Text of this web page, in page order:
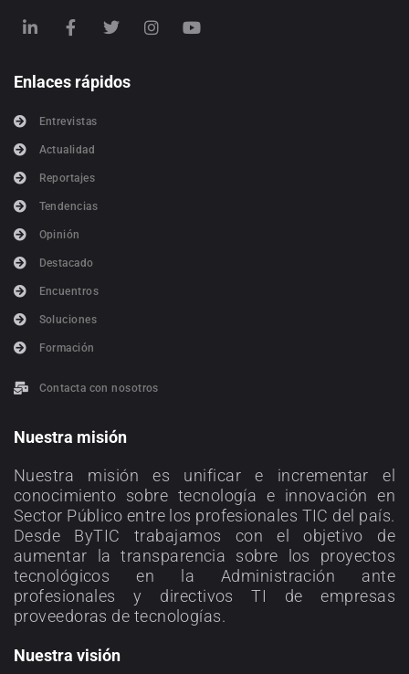
Enlaces rápidos
Entrevistas
Actualidad
Reportajes
Tendencias
Opinión
Destacado
Encuentros
Soluciones
Formación
Contacta con nosotros
Nuestra misión
Nuestra misión es unificar e incrementar el
conocimiento sobre tecnología e innovación en
Sector Público entre los profesionales TIC del país.
Desde ByTIC trabajamos con el objetivo de
aumentar la transparencia sobre los proyectos
tecnológicos en la Administración ante
profesionales y directivos TI de empresas
proveedoras de tecnologías.
Nuestra visión